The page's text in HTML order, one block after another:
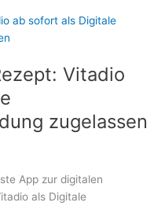
Vitadio
zugelassen
App zur digitalen
als Digitale